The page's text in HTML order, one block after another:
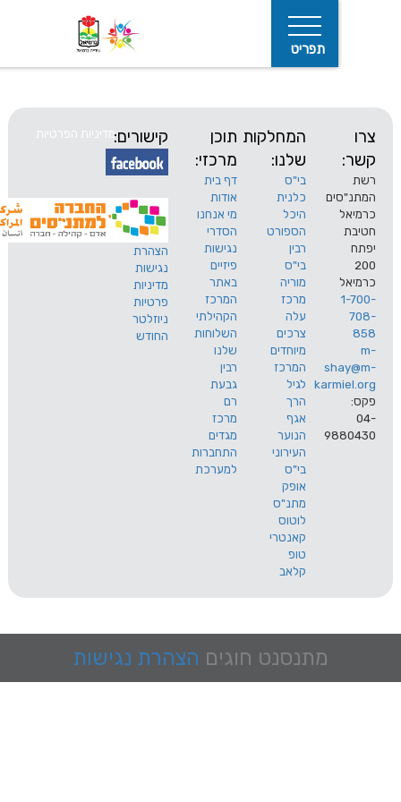
המחלקות
שלנו:
בי"ס
כלנית
היכל
הספורט
רבין
בי"ס
מוריה
מרכז
עלה
צרכים
מיוחדים
המרכז
לגיל
הרך
אגף
הנוער
תוכן
מרכזי:
דף בית
אודות
מי אנחנו
הסדרי
נגישות
פיזיים
באתר
המרכז
הקהילתי
השלוחות
שלנו
רבין
גבעת
רם
מרכז
מגדים
התחברות
למערכת
קישורים:
הצהרת
נגישות
מדיניות
פרטיות
ניוזלטר
החודש
מדיניות הפרטיות
מתנסנט חוגים הצהרת נגישות